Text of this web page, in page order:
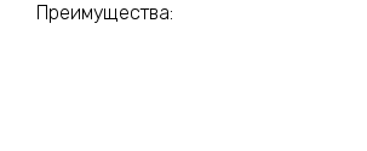
Преимущества: